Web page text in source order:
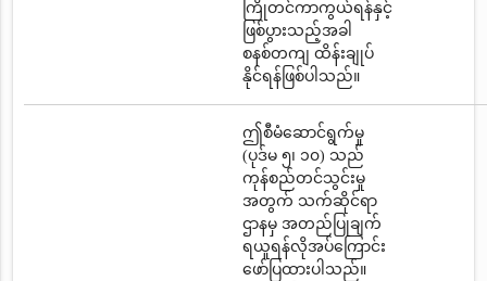
ကြိုတင်ကာကွယ်ရန်နှင့်
ဖြစ်ပွားသည့်အခါ
စနစ်တကျ ထိန်းချုပ်
နိုင်ရန်ဖြစ်ပါသည်။
ဤစီမံဆောင်ရွက်မှု
(ပုဒ်မ ၅၊ ၁၀) သည်
ကုန်စည်တင်သွင်းမှု
အတွက် သက်ဆိုင်ရာ
ဌာနမှ အတည်ပြုချက်
ရယူရန်လိုအပ်ကြောင်း
ဖော်ပြထားပါသည်။